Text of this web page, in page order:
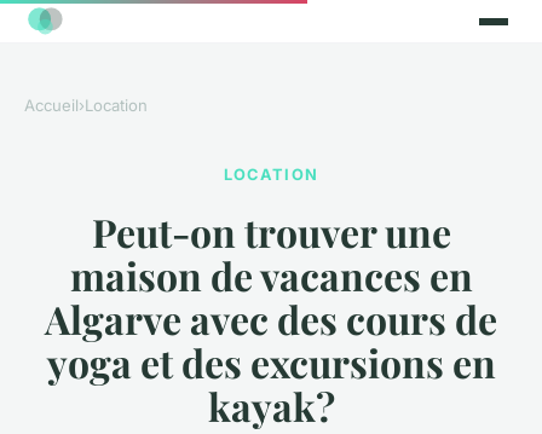
Accueil›Location
LOCATION
Peut-on trouver une
maison de vacances en
Algarve avec des cours de
yoga et des excursions en
kayak?